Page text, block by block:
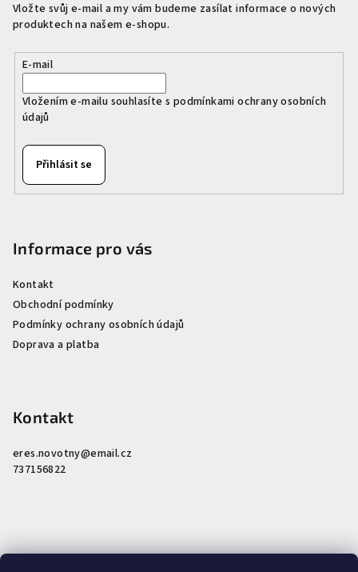
Vložte svůj e-mail a my vám budeme zasílat informace o nových
produktech na našem e-shopu.
E-mail
Vložením e-mailu souhlasíte s podmínkami ochrany osobních
údajů
Přihlásit se
Informace pro vás
Kontakt
Obchodní podmínky
Podmínky ochrany osobních údajů
Doprava a platba
Kontakt
eres.novotny@email.cz
737156822